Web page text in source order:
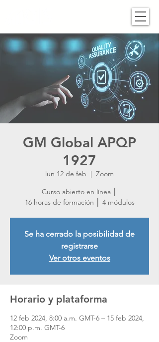
GM Global APQP
1927
lun 12 de feb
  |
Zoom
Curso abierto en línea │
16 horas de formación │ 4 módulos
Se ha cerrado la posibilidad de
registrarse
Ver otros eventos
Horario y plataforma
12 feb 2024, 8:00 a.m. GMT-6 – 15 feb 2024,
12:00 p.m. GMT-6
Zoom